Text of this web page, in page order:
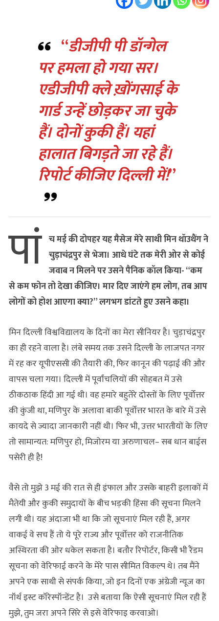
“डीजीपी पी डॉन्गेल
पर हमला हो गया सर।
एडीजीपी क्ले ख़ोंगसाई के
गार्ड उन्हें छोड़कर जा चुके
हैं। दोनों कुकी हैं। यहां
हालात बिगड़ते जा रहे हैं।
रिपोर्ट कीजिए दिल्ली में!”
पां च मई की दोपहर यह मैसेज मेरे साथी मिन थॉउथैंग ने
चुड़ाचंद्रपुर से भेजा। आधे घंटे तक मेरी ओर से कोई
जवाब न मिलने पर उसने पैनिक कॉल किया- “कम
से कम फोन तो देखा कीजिए। मार दिए जाएंगे हम लोग, तब आप
लोगों को होश आएगा क्या?” लगभग डांटते हुए उसने कहा।
मिन दिल्ली विश्वविद्यालय के दिनों का मेरा सीनियर है। चुड़ाचंद्रपुर
का ही रहने वाला है। लंबे समय तक उसने दिल्ली के लाजपत नगर
में रह कर यूपीएससी की तैयारी की, फिर कानून की पढ़ाई की और
वापस चला गया। दिल्ली में पूर्वांचलियों की सोहबत में उसे
ठीकठाक हिंदी आ गई थी। वह हमारे बहुतेरे दोस्तों के लिए पूर्वोत्तर
की कुंजी था, मणिपुर के अलावा बाकी पूर्वोत्तर भारत के बारे में उसे
कायदे से ज्यादा जानकारी नहीं थी। फिर भी, उत्तर भारतीयों के लिए
तो सामान्यत: मणिपुर हो, मिजोरम या अरुणाचल– सब धान बाईस
पसेरी ही है!
वैसे तो मुझे 3 मई की रात से ही इंफाल और उसके बाहरी इलाकों में
मैतेयी और कुकी समुदायों के बीच भड़की हिंसा की सूचना मिलने
लगी थी। यह अंदाजा भी था कि जो सूचनाएं मिल रही हैं, अगर
वाकई वे सच हैं तो ये पूरे राज्य और पूर्वोत्तर को राजनीतिक
अस्थिरता की ओर धकेल सकता है। बतौर रिपोर्टर, किसी भी रैंडम
सूचना को वेरिफाई करने के मेरे पास सीमित विकल्प थे। तब मैंने
अपने एक साथी से संपर्क किया, जो इन दिनों एक अंग्रेजी न्यूज का
नॉर्थ इस्ट कॉरेस्पॉन्डेंट है। उसे बताया कि ऐसी सूचनाएं मिल रही हैं
मुझे, तुम जरा अपने सिरे से इसे वेरिफाइ करवाओ।